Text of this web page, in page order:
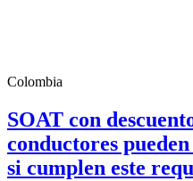
Colombia
SOAT con
conductores
si cumplen este